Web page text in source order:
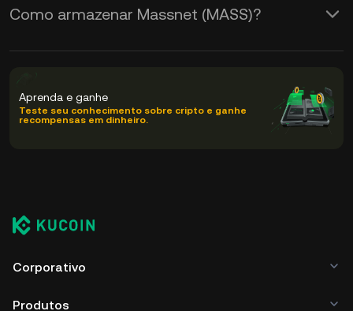
Como armazenar Massnet (MASS)?
Aprenda e ganhe
Teste seu conhecimento sobre cripto e ganhe
recompensas em dinheiro.
Corporativo
Produtos